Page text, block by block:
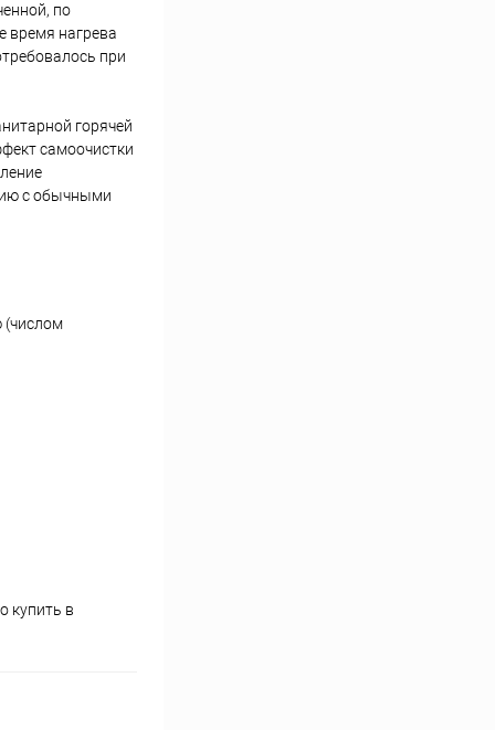
по
время нагрева
при
горячей
самоочистки
с обычными
(числом
купить в